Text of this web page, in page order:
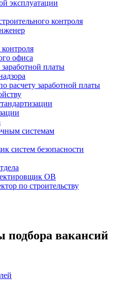
эксплуатации
контроля
офиса
платы
расчету заработной платы
системам
систем безопасности
ОВ
по строительству
вакансий